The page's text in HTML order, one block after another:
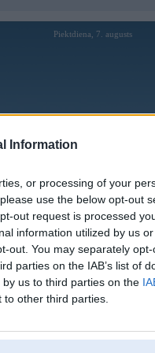
Information
or processing of your
use the below opt-out
out request is processed
information utilized by us
out. You may separately
parties on the IAB’s list of
us to third parties on the
to other third parties.
Piektdiena, 7. augusts
Lietotāji
Pēdējo reizi manīts: 30. Aug 2008, 00:19
525tds
forumā]